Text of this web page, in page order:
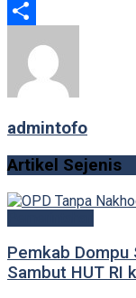
Copy
admintofo
Artikel Sejenis
Pemkab Dompu
Sambut HUT RI